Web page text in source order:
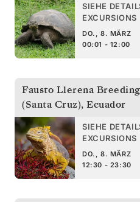
SIEHE
EXCURSIONS
DO., 8. MÄRZ
00:01 - 12:00
Fausto Llerena
(Santa Cruz), Ecuador
SIEHE
EXCURSIONS
DO., 8. MÄRZ
12:30 - 23:30